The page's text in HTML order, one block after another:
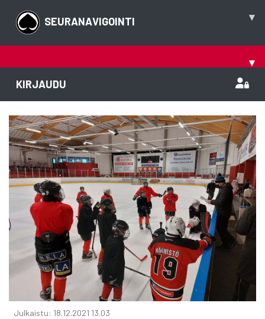
SEURANAVIGOINTI ▾
▾
KIRJAUDU
Julkaistu: 18.12.2021 13.03